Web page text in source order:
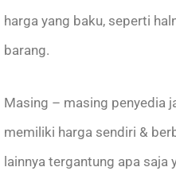
harga yang baku, seperti
barang.
Masing – masing penyedia
memiliki harga sendiri &
lainnya tergantung apa saja